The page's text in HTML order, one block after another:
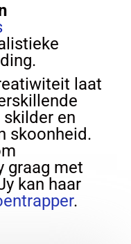
laat
en
skoonheid.
graag met
kan haar
.